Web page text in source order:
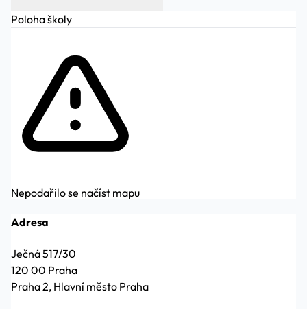
Poloha školy
Nepodařilo se načíst mapu
Adresa
Ječná 517/30
120 00 Praha
Praha 2, Hlavní město Praha